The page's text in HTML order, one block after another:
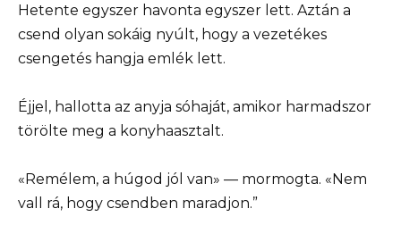
Hetente egyszer havonta egyszer lett. Aztán a
csend olyan sokáig nyúlt, hogy a vezetékes
csengetés hangja emlék lett.
Éjjel, hallotta az anyja sóhaját, amikor harmadszor
törölte meg a konyhaasztalt.
«Remélem, a húgod jól van» — mormogta. «Nem
vall rá, hogy csendben maradjon.”